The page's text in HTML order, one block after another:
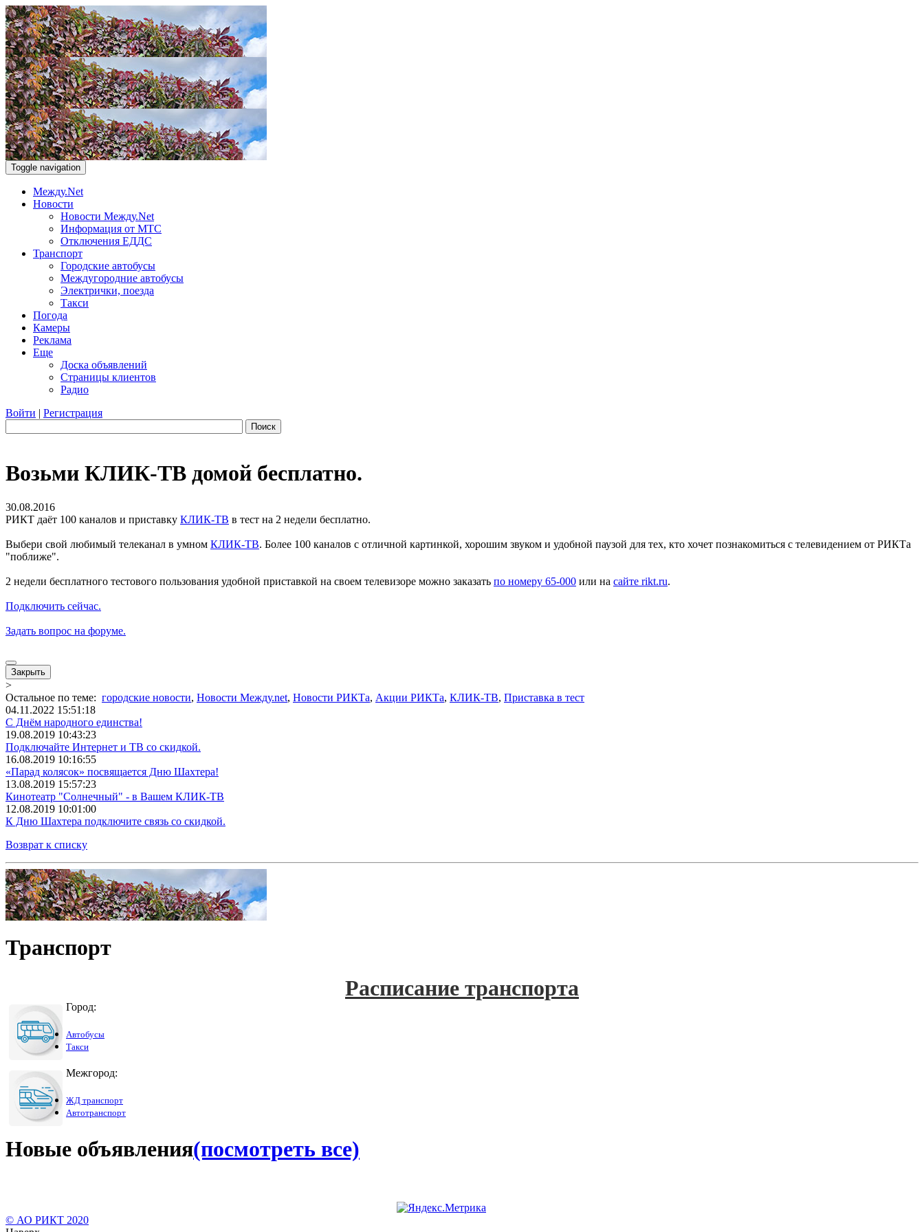
Toggle navigation
Между.Net
Новости
Новости Между.Net
Информация от МТС
Отключения ЕДДС
Транспорт
Городские автобусы
Междугородние автобусы
Электрички, поезда
Такси
Погода
Камеры
Реклама
Еще
Доска объявлений
Страницы клиентов
Радио
Войти | Регистрация
Поиск
Возьми КЛИК-ТВ домой бесплатно.
30.08.2016
РИКТ даёт 100 каналов и приставку КЛИК-ТВ в тест на 2 недели бесплатно.
Выбери свой любимый телеканал в умном КЛИК-ТВ. Более 100 каналов с отличной картинкой, хорошим звуком и удобной паузой для тех, кто хочет познакомиться с телевидением от РИКТа
"поближе".
2 недели бесплатного тестового пользования удобной приставкой на своем телевизоре можно заказать по номеру 65-000 или на сайте rikt.ru.
Подключить сейчас.
Задать вопрос на форуме.
Закрыть
>
Остальное по теме: городские новости, Новости Между.net, Новости РИКТа, Акции РИКТа, КЛИК-ТВ, Приставка в тест
04.11.2022 15:51:18
С Днём народного единства!
19.08.2019 10:43:23
Подключайте Интернет и ТВ со скидкой.
16.08.2019 10:16:55
«Парад колясок» посвящается Дню Шахтера!
13.08.2019 15:57:23
Кинотеатр "Солнечный" - в Вашем КЛИК-ТВ
12.08.2019 10:01:00
К Дню Шахтера подключите связь со скидкой.
Возврат к списку
Транспорт
Расписание транспорта
Город:
Автобусы
Такси
Межгород:
ЖД транспорт
Автотранспорт
Новые объявления(посмотреть все)
© АО РИКТ 2020